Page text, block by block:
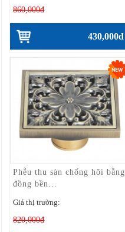
860,000đ
430,000đ
Phễu thu sàn chống hôi bằng
đồng bền...
Giá thị trường:
820,000đ